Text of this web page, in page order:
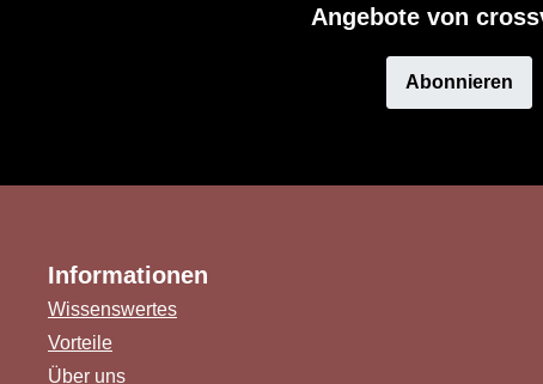
Angebote von
Abonnieren
Informationen
Wissenswertes
Vorteile
Über uns